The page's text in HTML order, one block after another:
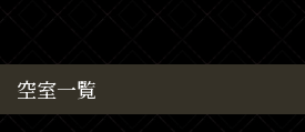
空室一覧